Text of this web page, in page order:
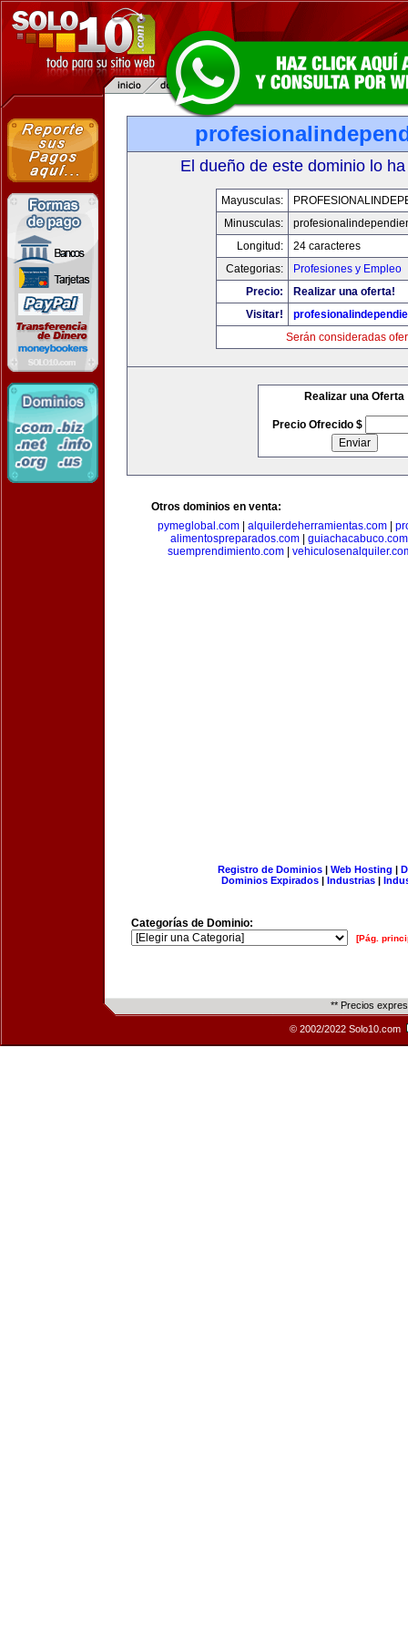
El dueño de este dominio lo
Mayusculas:
Minusculas:
Longitud:
24 caracteres
Categorias:
Profesiones y Empleo
Precio:
Realizar una oferta!
Visitar!
Serán consideradas
Realizar una Oferta
Precio Ofrecido $
Otros dominios en venta:
pymeglobal.com| alquilerdeherramientas.com|
alimentospreparados.com| guiachacabuco.com
suemprendimiento.com|
Registro de Dominios| Web Hosting |
Dominios Expirados | Industrias |
Categorías de Dominio:
[Pág.
** Precios
© 2002/2022 Solo10.com